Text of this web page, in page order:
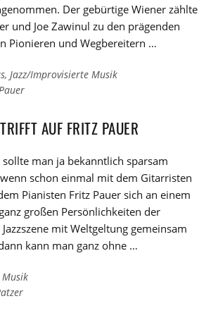
Der gebürtige Wiener zählte
und Joe Zawinul zu den prägenden
Pionieren und Wegbereitern …
, Jazz/Improvisierte Musik
AUF FRITZ PAUER
man ja bekanntlich sparsam
schon einmal mit dem Gitarristen
Pianisten Fritz Pauer sich an einem
großen Persönlichkeiten der
mit Weltgeltung gemeinsam
kann man ganz ohne …
Musik